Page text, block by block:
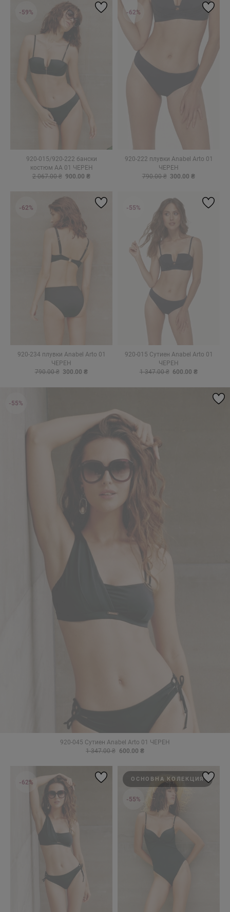
920-015/920-222 бански
костюм AA 01 ЧЕРЕН
2 067.00 ₴ 900.00 ₴
-59%
920-222 плувки Anabel Arto 01
ЧЕРЕН
790.00 ₴ 300.00 ₴
-62%
920-234 плувки Anabel Arto 01
ЧЕРЕН
790.00 ₴ 300.00 ₴
-62%
920-015 Сутиен Anabel Arto 01
ЧЕРЕН
1 347.00 ₴ 600.00 ₴
-55%
920-045 Сутиен Anabel Arto 01 ЧЕРЕН
1 347.00 ₴ 600.00 ₴
-55%
-62% ОСНОВНА КОЛЕКЦИЯ
-55%